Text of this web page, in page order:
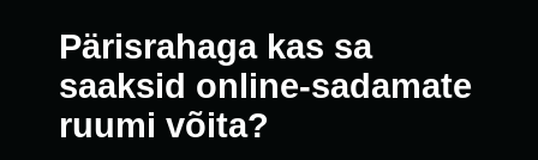
Pärisrahaga kas sa
saaksid online-sadamate
ruumi võita?